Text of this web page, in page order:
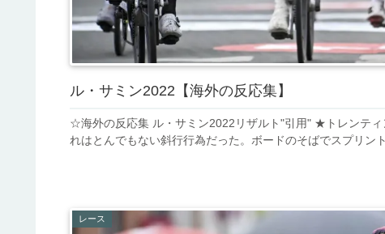
ル・サミン2022【海外の反応集】
☆海外の反応集 ル・サミン2022リザルト"引用" ★トレンテ
れはとんでもない斜行行為だった。ボードのそばでスプリン
レース